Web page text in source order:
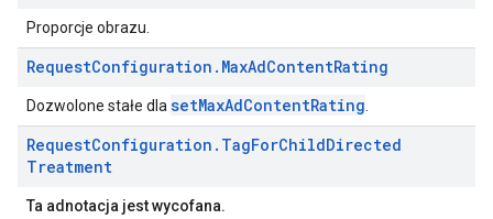
Proporcje obrazu.
RequestConfiguration . MaxAdContentRating
Dozwolone stałe dla setMaxAdContentRating
RequestConfiguration . TagForChildDirected
Treatment
Ta adnotacja jest wycofana.